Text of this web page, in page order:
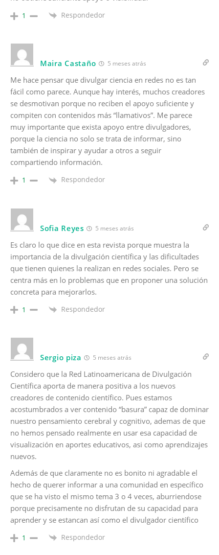
1 Respondedor
Maira Castaño 5 meses atrás
Me hace pensar que divulgar ciencia en redes no es tan
fácil como parece. Aunque hay interés, muchos creadores
se desmotivan porque no reciben el apoyo suficiente y
compiten con contenidos más “llamativos”. Me parece
muy importante que exista apoyo entre divulgadores,
porque la ciencia no solo se trata de informar, sino
también de inspirar y ayudar a otros a seguir
compartiendo información.
1 Respondedor
Sofia Reyes 5 meses atrás
Es claro lo que dice en esta revista porque muestra la
importancia de la divulgación científica y las dificultades
que tienen quienes la realizan en redes sociales. Pero se
centra más en lo problemas que en proponer una solución
concreta para mejorarlos.
1 Respondedor
Sergio piza 5 meses atrás
Considero que la Red Latinoamericana de Divulgación
Científica aporta de manera positiva a los nuevos
creadores de contenido científico. Pues estamos
acostumbrados a ver contenido “basura” capaz de dominar
nuestro pensamiento cerebral y cognitivo, ademas de que
no hemos pensado realmente en usar esa capacidad de
visualización en aportes educativos, asi como aprendizajes
nuevos.
Además de que claramente no es bonito ni agradable el
hecho de querer informar a una comunidad en específico
que se ha visto el mismo tema 3 o 4 veces, aburriendose
porque precisamente no disfrutan de su capacidad para
aprender y se estancan así como el divulgador científico
1 Respondedor